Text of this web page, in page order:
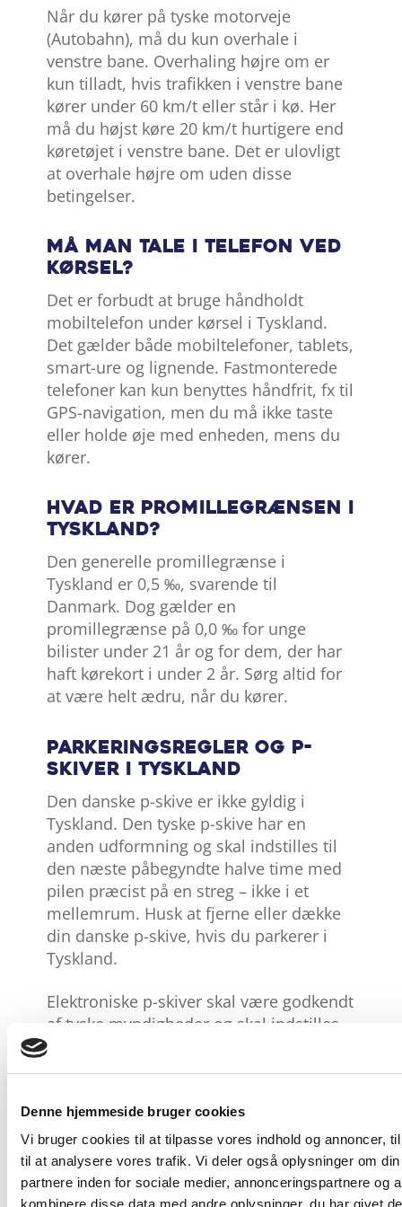
Denne hjemmeside bruger cookies
Vi bruger cookies til at tilpasse vores indhold og annoncer,
til at analysere vores trafik. Vi deler også oplysninger om
partnere inden for sociale medier, annonceringspartnere og
kombinere disse data med andre oplysninger, du har givet
Når du kører på tyske motorveje
(Autobahn), må du kun overhale i
venstre bane. Overhaling højre om er
kun tilladt, hvis trafikken i venstre bane
kører under 60 km/t eller står i kø. Her
må du højst køre 20 km/t hurtigere end
køretøjet i venstre bane. Det er ulovligt
at overhale højre om uden disse
betingelser.
Må man tale i telefon ved
kørsel?
Det er forbudt at bruge håndholdt
mobiltelefon under kørsel i Tyskland.
Det gælder både mobiltelefoner, tablets,
smart-ure og lignende. Fastmonterede
telefoner kan kun benyttes håndfrit, fx til
GPS-navigation, men du må ikke taste
eller holde øje med enheden, mens du
kører.
Hvad er promillegrænsen i
Tyskland?
Den generelle promillegrænse i
Tyskland er 0,5 ‰, svarende til
Danmark. Dog gælder en
promillegrænse på 0,0 ‰ for unge
bilister under 21 år og for dem, der har
haft kørekort i under 2 år. Sørg altid for
at være helt ædru, når du kører.
Parkeringsregler og p-
skiver i Tyskland
Den danske p-skive er ikke gyldig i
Tyskland. Den tyske p-skive har en
anden udformning og skal indstilles til
den næste påbegyndte halve time med
pilen præcist på en streg – ikke i et
mellemrum. Husk at fjerne eller dække
din danske p-skive, hvis du parkerer i
Tyskland.
Elektroniske p-skiver skal være godkendt
af tyske myndigheder og skal indstilles
korrekt for at være gyldige.
Tyskland?
Mange tyske byer har etableret
miljøzoner i Tyskland (Umweltzonen) for
at begrænse luftforureningen. Flere byer